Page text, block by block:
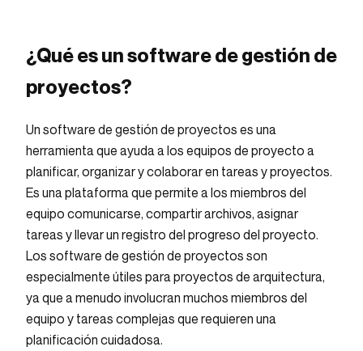
¿Qué es un software de gestión de
proyectos?
Un software de gestión de proyectos es una
herramienta que ayuda a los equipos de proyecto a
planificar, organizar y colaborar en tareas y proyectos.
Es una plataforma que permite a los miembros del
equipo comunicarse, compartir archivos, asignar
tareas y llevar un registro del progreso del proyecto.
Los software de gestión de proyectos son
especialmente útiles para proyectos de arquitectura,
ya que a menudo involucran muchos miembros del
equipo y tareas complejas que requieren una
planificación cuidadosa.